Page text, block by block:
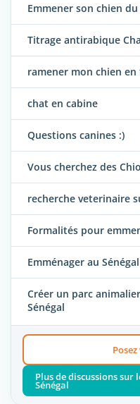
Emmener son chien
Titrage antirabique
ramener mon chien en
chat en cabine
Questions canines :)
Vous cherchez des
recherche veterinaire
Formalités pour
Emménager au
Créer un parc
Sénégal
Plus de discussions
Sénégal